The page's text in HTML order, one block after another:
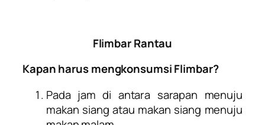
Flimbar Rantau
Kapan harus mengkonsumsi Flimbar?
Pada jam di antara sarapan menuju
makan siang atau makan siang menuju